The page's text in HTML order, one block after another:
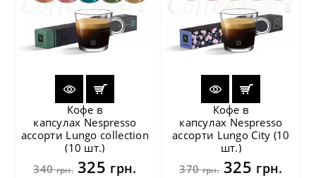
Кофе в
капсулах Nespresso
ассорти Lungo collection
(10 шт.)
340грн.325 грн.
Кофе в
капсулах Nespresso
ассорти Lungo City (10
шт.)
370грн.325 грн.